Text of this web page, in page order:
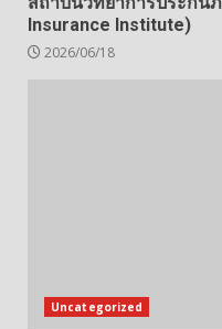
Insurance Institute)
2026/06/18
Uncategorized